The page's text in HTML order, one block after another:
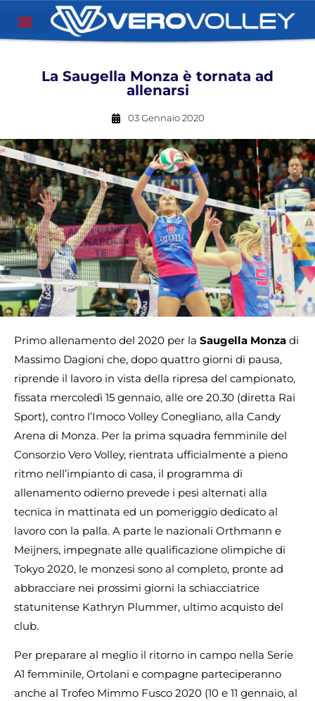
La Saugella Monza è tornata ad
allenarsi
03 Gennaio 2020
Primo allenamento del 2020 per la Saugella Monza di
Massimo Dagioni che, dopo quattro giorni di pausa,
riprende il lavoro in vista della ripresa del campionato,
fissata mercoledì 15 gennaio, alle ore 20.30 (diretta Rai
Sport), contro l’Imoco Volley Conegliano, alla Candy
Arena di Monza. Per la prima squadra femminile del
Consorzio Vero Volley, rientrata ufficialmente a pieno
ritmo nell’impianto di casa, il programma di
allenamento odierno prevede i pesi alternati alla
tecnica in mattinata ed un pomeriggio dedicato al
lavoro con la palla. A parte le nazionali Orthmann e
Meijners, impegnate alle qualificazione olimpiche di
Tokyo 2020, le monzesi sono al completo, pronte ad
abbracciare nei prossimi giorni la schiacciatrice
statunitense Kathryn Plummer, ultimo acquisto del
club.
Per preparare al meglio il ritorno in campo nella Serie
A1 femminile, Ortolani e compagne parteciperanno
anche al Trofeo Mimmo Fusco 2020 (10 e 11 gennaio, al